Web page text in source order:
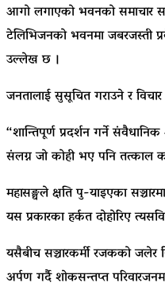
आगो लगाएको भवनको समाचार
टेलिभिजनको भवनमा जबरजस्ती
उल्लेख छ ।
जनतालाई सुसूचित गराउने र
“शान्तिपूर्ण प्रदर्शन गर्ने
संलग्न जो कोही भए पनि तत्काल
महासङ्घले क्षति पु-याइएका
यस प्रकारका हर्कत दोहोरिए
यसैबीच सञ्चारकर्मी रजकको जलेर
अर्पण गर्दै शोकसन्तप्त